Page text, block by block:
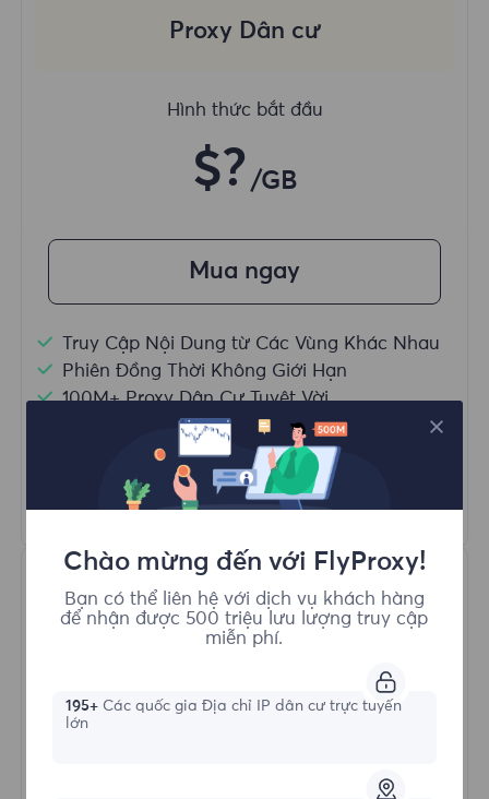
Proxy Dân cư
Hình thức bắt đầu
$? /GB
Mua ngay
Truy Cập Nội Dung từ Các Vùng Khác Nhau
Phiên Đồng Thời Không Giới Hạn
100M+ Proxy Dân Cư Tuyệt Vời
Quay Proxy Tự Động
HTTP(S)/SOCKS5
Tìm hiểu thêm
Proxy Dân cư Không giới hạn
Chào mừng đến với FlyProxy!
Bạn có thể liên hệ với dịch vụ khách hàng
để nhận được 500 triệu lưu lượng truy cập
miễn phí.
195+Các quốc gia Địa chỉ IP dân cư trực tuyến
lớn